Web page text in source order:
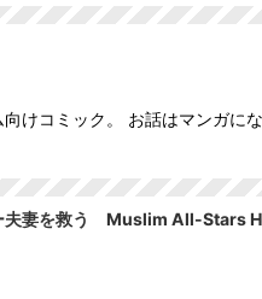
けコミック。 お話はマンガ
夫妻を救う Muslim All-Stars